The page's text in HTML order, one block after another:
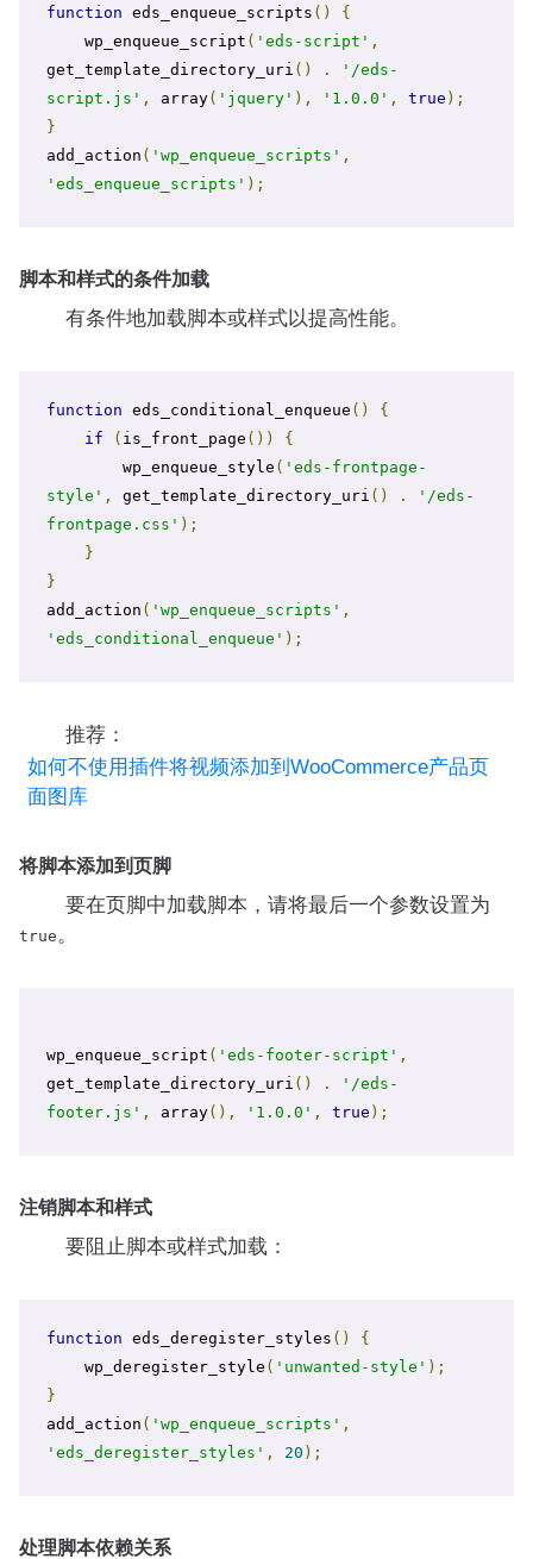
function eds_enqueue_scripts ()
{
    wp_enqueue_script
( 'eds-script' ,
get_template_directory_uri () .
'/eds-
script.js' , array( 'jquery' ), '1.0.0' , true );
}
add_action ( 'wp_enqueue_scripts' ,
'eds_enqueue_scripts' );
脚本和样式的条件加载
有条件地加载脚本或样式以提高性能。
function eds_conditional_enqueue ()
{
if
( is_front_page ())
{
        wp_enqueue_style
( 'eds-frontpage-
style' , get_template_directory_uri () .
'/eds-
frontpage.css' );
}
}
add_action ( 'wp_enqueue_scripts' ,
'eds_conditional_enqueue' );
推荐：
如何不使用插件将视频添加到WooCommerce产品页
面图库
将脚本添加到页脚
要在页脚中加载脚本，请将最后一个参数设置为
true。
wp_enqueue_script ( 'eds-footer-script' ,
get_template_directory_uri () .
'/eds-
footer.js' , array(), '1.0.0' , true );
注销脚本和样式
要阻止脚本或样式加载：
function eds_deregister_styles ()
{
    wp_deregister_style
( 'unwanted-style' );
}
add_action ( 'wp_enqueue_scripts' ,
'eds_deregister_styles' , 20 );
处理脚本依赖关系